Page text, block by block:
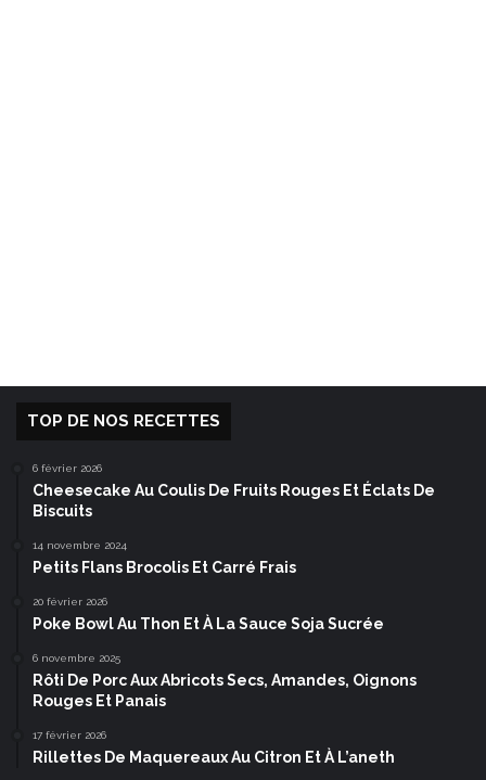
TOP DE NOS RECETTES
6 février 2026
Cheesecake Au Coulis De Fruits Rouges Et Éclats De
Biscuits
14 novembre 2024
Petits Flans Brocolis Et Carré Frais
20 février 2026
Poke Bowl Au Thon Et À La Sauce Soja Sucrée
6 novembre 2025
Rôti De Porc Aux Abricots Secs, Amandes, Oignons
Rouges Et Panais
17 février 2026
Rillettes De Maquereaux Au Citron Et À L’aneth